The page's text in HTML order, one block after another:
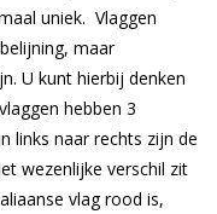
uniek. Vlaggen
maar
U kunt hierbij denken
hebben 3
links naar rechts zijn de
wezenlijke verschil zit
vlag rood is,